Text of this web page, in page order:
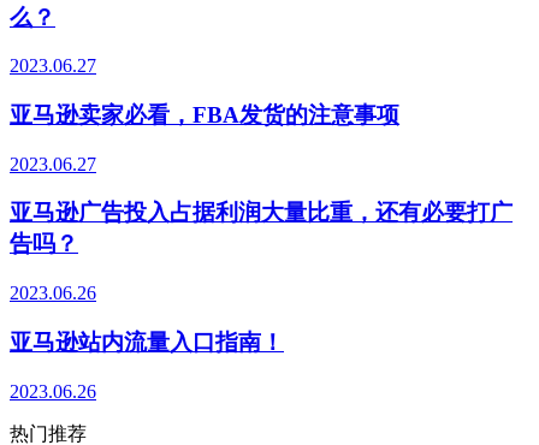
么？
2023.06.27
亚马逊卖家必看，FBA发货的注意事项
2023.06.27
亚马逊广告投入占据利润大量比重，还有必要打广
告吗？
2023.06.26
亚马逊站内流量入口指南！
2023.06.26
热门推荐